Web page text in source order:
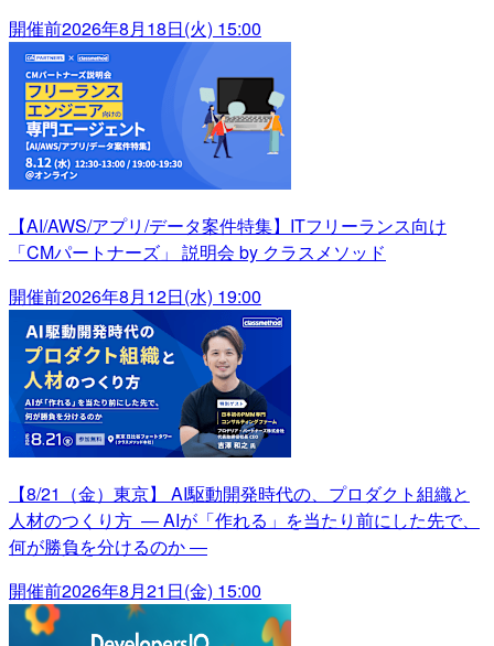
開催前2026年8月18日(火) 15:00
【AI/AWS/アプリ/データ案件特集】ITフリーランス向け
「CMパートナーズ」 説明会 by クラスメソッド
開催前2026年8月12日(水) 19:00
【8/21（金）東京】 AI駆動開発時代の、プロダクト組織と
人材のつくり方 ― AIが「作れる」を当たり前にした先で、
何が勝負を分けるのか ―
開催前2026年8月21日(金) 15:00